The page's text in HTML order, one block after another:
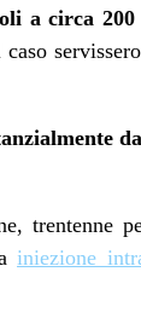
a circa 200
trentenne
iniezione